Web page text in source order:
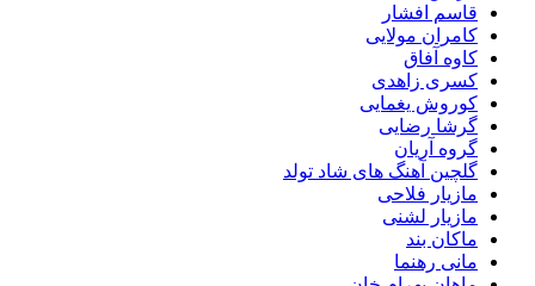
قاسم افشار
کامران مولایی
کاوه آفاق
کسری زاهدی
کوروش یغمایی
گرشا رضایی
گروه آریان
گلچین آهنگ های شاد تولد
مازیار فلاحی
مازیار لشنی
ماکان بند
مانی رهنما